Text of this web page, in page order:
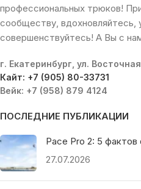
профессиональных трюков!
сообществу, вдохновляйтесь,
совершенствуйтесь! А Вы с
г. Екатеринбург, ул.
Кайт: +7 (905) 80-33731
Вейк: +7 (958) 879 4124
ПОСЛЕДНИЕ ПУБЛИКАЦИИ
Pace Pro 2: 5 фактов
27.07.2026